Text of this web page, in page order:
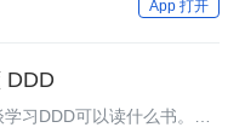
App 打开
DDD
习DDD可以读什么书。同